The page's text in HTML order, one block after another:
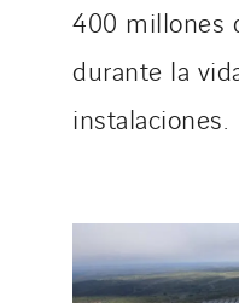
400 millones
durante la
instalaciones.